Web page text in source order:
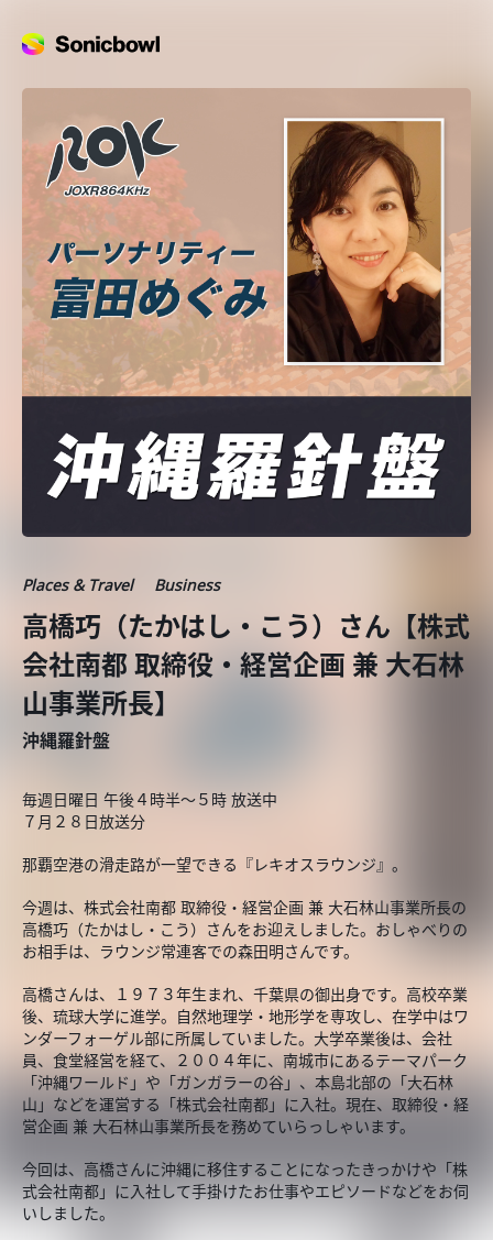
Places & Travel Business
高橋巧（たかはし・こう）さん【株式
会社南都 取締役・経営企画 兼 大石林
山事業所長】
沖縄羅針盤
毎週日曜日 午後４時半～５時 放送中
７月２８日放送分
那覇空港の滑走路が一望できる『レキオスラウンジ』。
今週は、株式会社南都 取締役・経営企画 兼 大石林山事業所長の
高橋巧（たかはし・こう）さんをお迎えしました。おしゃべりの
お相手は、ラウンジ常連客での森田明さんです。
高橋さんは、１９７３年生まれ、千葉県の御出身です。高校卒業
後、琉球大学に進学。自然地理学・地形学を専攻し、在学中はワ
ンダーフォーゲル部に所属していました。大学卒業後は、会社
員、食堂経営を経て、２００４年に、南城市にあるテーマパーク
「沖縄ワールド」や「ガンガラーの谷」、本島北部の「大石林
山」などを運営する「株式会社南都」に入社。現在、取締役・経
営企画 兼 大石林山事業所長を務めていらっしゃいます。
今回は、高橋さんに沖縄に移住することになったきっかけや「株
式会社南都」に入社して手掛けたお仕事やエピソードなどをお伺
いしました。